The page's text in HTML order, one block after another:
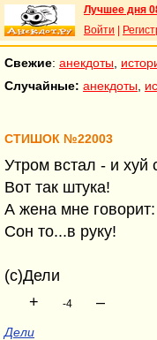
Лучшее дня
Войти
Свежие: анекдоты
Случайные: анекдоты
СТИШОК №22003
Утром встал - и хуй
Вот так штука!
А жена мне говорит:
Сон то...в руку!
(с)Дели
+
-4 –
Дели